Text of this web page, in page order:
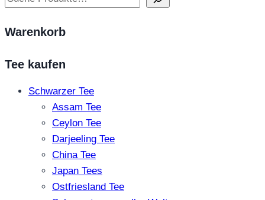
Warenkorb
Tee kaufen
Schwarzer Tee
Assam Tee
Ceylon Tee
Darjeeling Tee
China Tee
Japan Tees
Ostfriesland Tee